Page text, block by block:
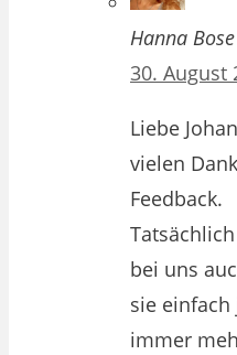
Hanna Bose
30. August
Liebe
vielen
Feedback.
bei uns
sie
immer